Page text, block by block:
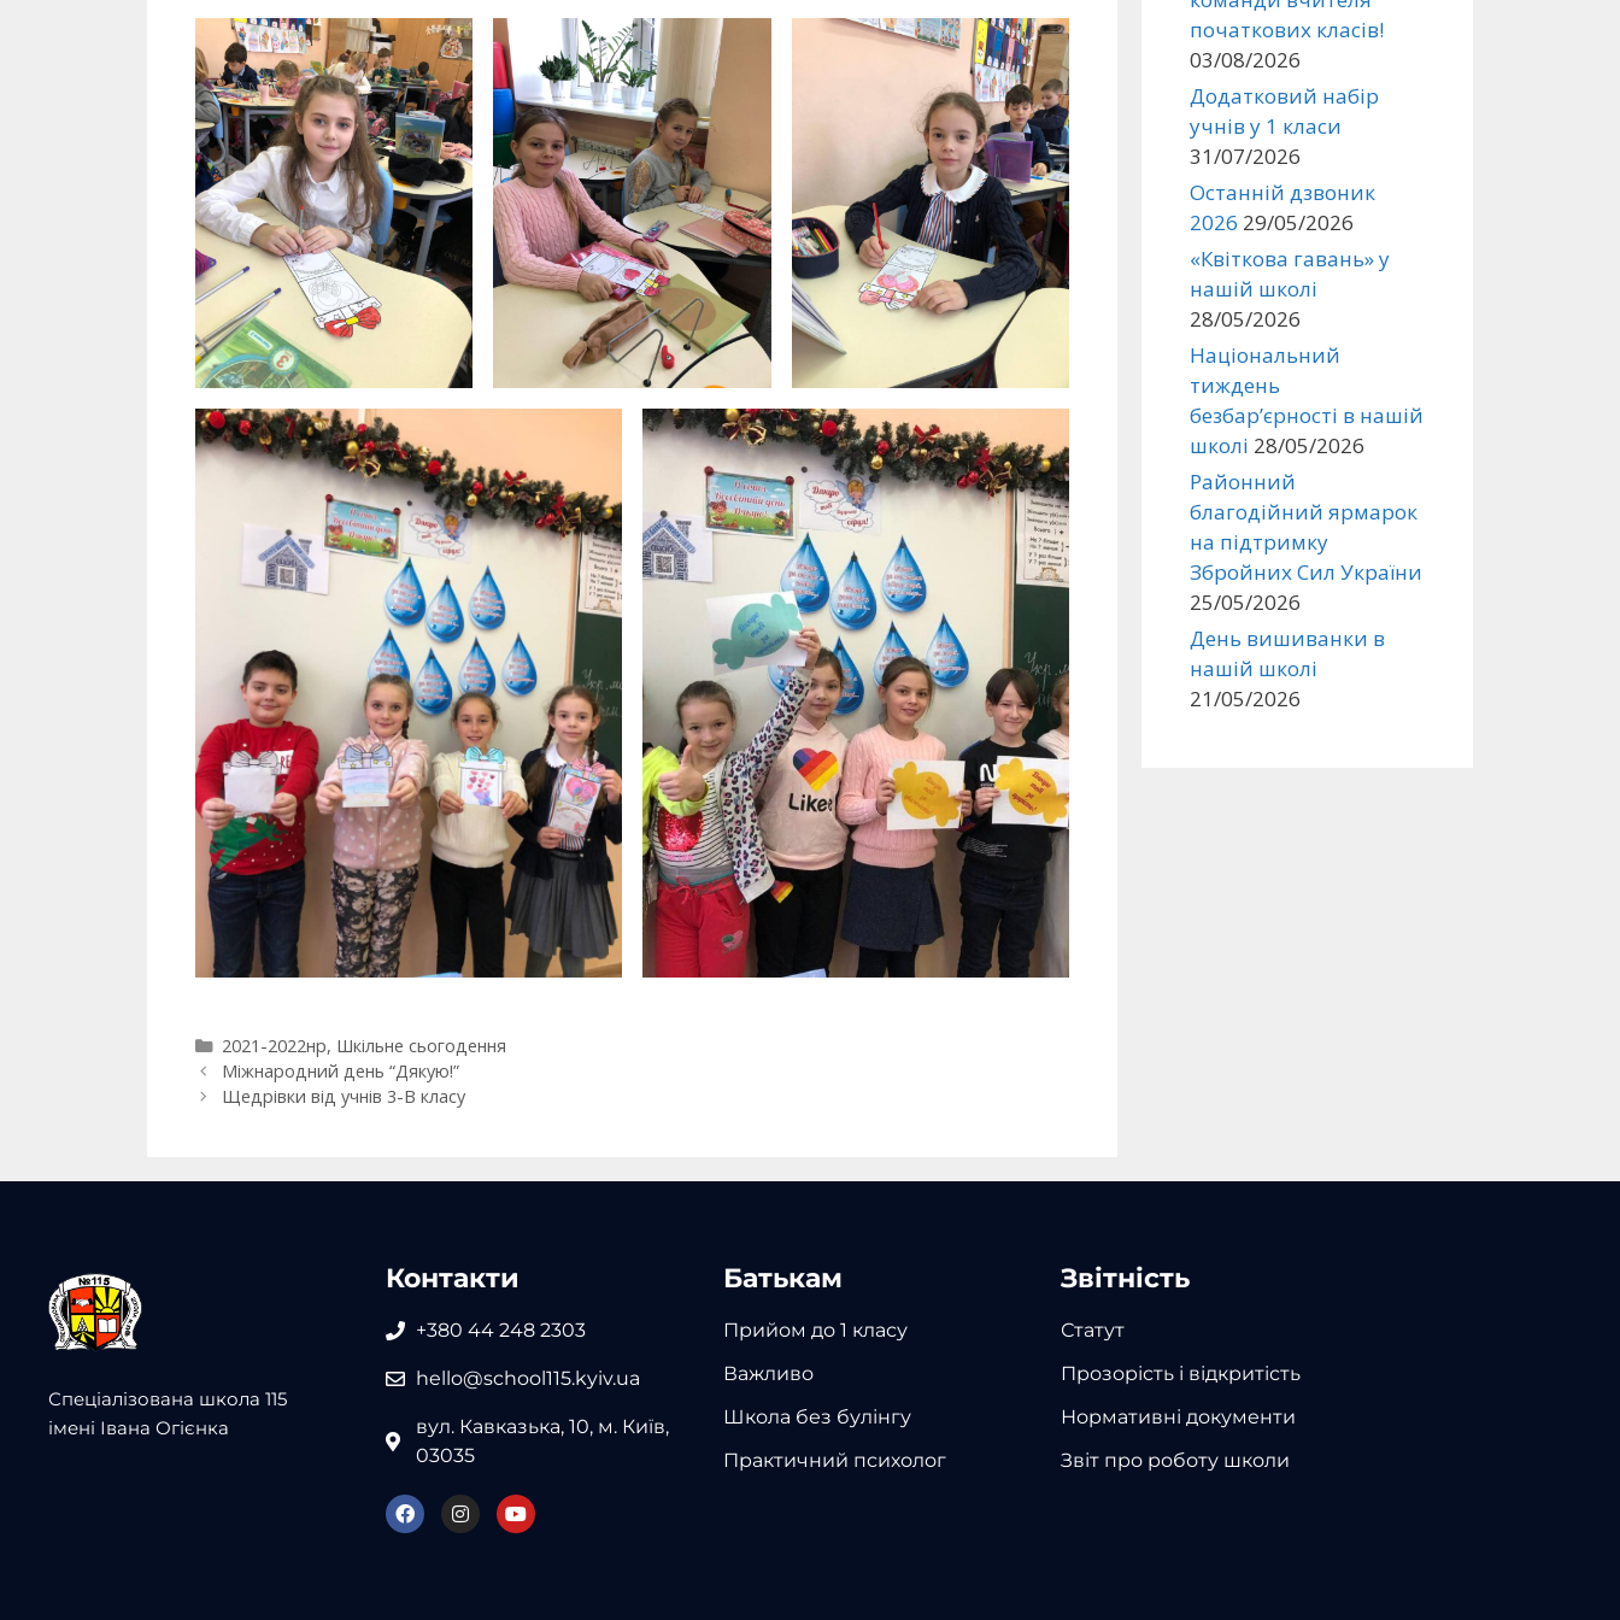
2021-2022нр, Шкільне сьогодення
Міжнародний день “Дякую!”
Щедрівки від учнів 3-В класу
початкових класів!
03/08/2026
Додатковий набір
учнів у 1 класи
31/07/2026
Останній дзвоник
2026 29/05/2026
«Квіткова гавань» у
нашій школі
28/05/2026
Національний
тиждень
безбар’єрності в нашій
школі 28/05/2026
Районний
благодійний ярмарок
на підтримку
Збройних Сил України
25/05/2026
День вишиванки в
нашій школі
21/05/2026
Спеціалізована школа 115
імені Івана Огієнка
Контакти
+380 44 248 2303
hello@school115.kyiv.ua
вул. Кавказька, 10, м. Київ,
03035
Батькам
Прийом до 1 класу
Важливо
Школа без булінгу
Практичний психолог
Звітність
Статут
Прозорість і відкритість
Нормативні документи
Звіт про роботу школи